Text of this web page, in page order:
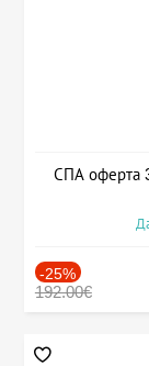
СПА оферта
-25%
192.00€